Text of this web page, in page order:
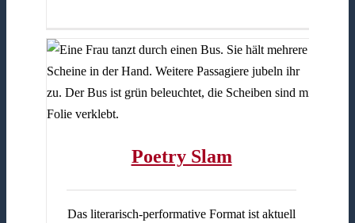
Poetry Slam
Das literarisch-performative Format ist aktuell